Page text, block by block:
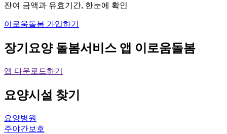
잔여 금액과 유효기간, 한눈에 확인
이로움돌봄 가입하기
장기요양 돌봄서비스 앱 이로움돌봄
앱 다운로드하기
요양시설 찾기
요양병원
주야간보호